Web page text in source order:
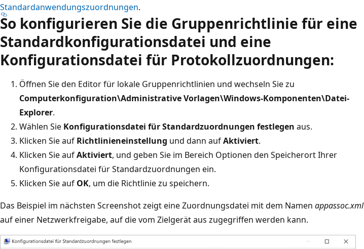
Standardanwendungszuordnungen.
So konfigurieren Sie die Gruppenrichtlinie für eine
Standardkonfigurationsdatei und eine
Konfigurationsdatei für Protokollzuordnungen:
Öffnen Sie den Editor für lokale Gruppenrichtlinien und wechseln Sie zu
Computerkonfiguration\Administrative Vorlagen\Windows-Komponenten\Datei-
Explorer.
Wählen Sie Konfigurationsdatei für Standardzuordnungen festlegen aus.
Klicken Sie auf Richtlinieneinstellung und dann aufAktiviert.
Klicken Sie aufAktiviert, und geben Sie im Bereich Optionen den Speicherort Ihrer
Konfigurationsdatei für Standardzuordnungen ein.
Klicken Sie auf OK, um die Richtlinie zu speichern.
Das Beispiel im nächsten Screenshot zeigt eine Zuordnungsdatei mit dem Namen appassoc.xml
auf einer Netzwerkfreigabe, auf die vom Zielgerät aus zugegriffen werden kann.